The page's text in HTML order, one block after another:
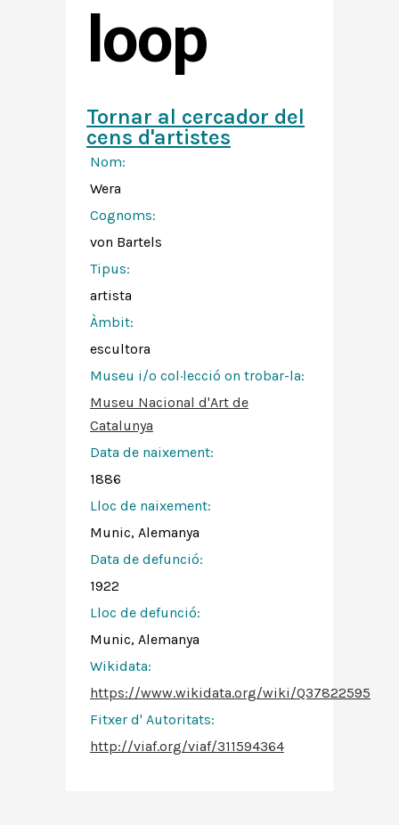
loop
Tornar al cercador del
cens d'artistes
Nom:
Wera
Cognoms:
von Bartels
Tipus:
artista
Àmbit:
escultora
Museu i/o col·lecció on trobar-la:
Museu Nacional d'Art de
Catalunya
Data de naixement:
1886
Lloc de naixement:
Munic, Alemanya
Data de defunció:
1922
Lloc de defunció:
Munic, Alemanya
Wikidata:
https://www.wikidata.org/wiki/Q37822595
Fitxer d' Autoritats:
http://viaf.org/viaf/311594364